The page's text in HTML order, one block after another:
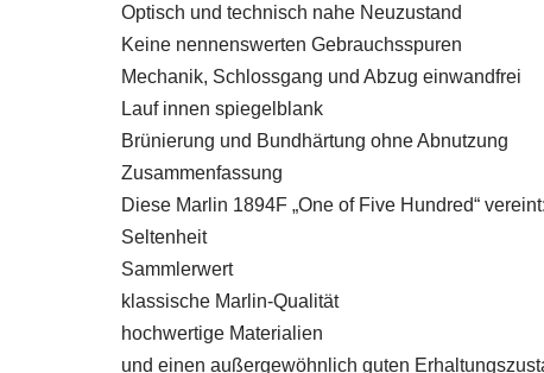
Optisch und technisch nahe Neuzustand
Keine nennenswerten Gebrauchsspuren
Mechanik, Schlossgang und Abzug einwandfrei
Lauf innen spiegelblank
Brünierung und Bundhärtung ohne Abnutzung
Zusammenfassung
Diese Marlin 1894F „One of Five Hundred“ vereint:
Seltenheit
Sammlerwert
klassische Marlin-Qualität
hochwertige Materialien
und einen außergewöhnlich guten